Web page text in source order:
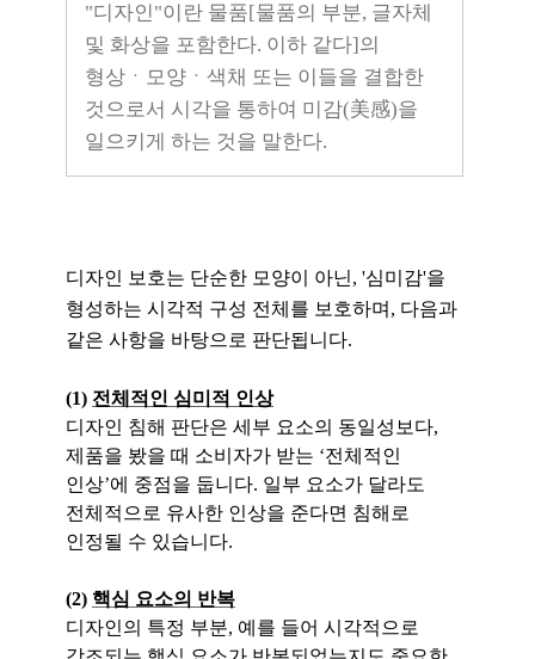
"디자인"이란 물품[물품의 부분, 글자체
및 화상을 포함한다. 이하 같다]의
형상ㆍ모양ㆍ색채 또는 이들을 결합한
것으로서 시각을 통하여 미감(美感)을
일으키게 하는 것을 말한다.
디자인 보호는 단순한 모양이 아닌, '심미감'을
형성하는 시각적 구성 전체를 보호하며, 다음과
같은 사항을 바탕으로 판단됩니다.
(1) 전체적인 심미적 인상
디자인 침해 판단은 세부 요소의 동일성보다,
제품을 봤을 때 소비자가 받는 ‘전체적인
인상’에 중점을 둡니다. 일부 요소가 달라도
전체적으로 유사한 인상을 준다면 침해로
인정될 수 있습니다.
(2) 핵심 요소의 반복
디자인의 특정 부분, 예를 들어 시각적으로